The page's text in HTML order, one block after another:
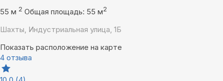
55 м 2 Общая площадь: 55 м2
Шахты, Индустриальная улица, 1Б
Показать расположение на карте
4 отзыва